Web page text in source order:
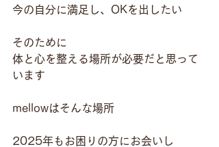
今の自分に満足し、OKを出したい
そのために
体と心を整える場所が必要だと思って
います
mellowはそんな場所
2025年もお困りの方にお会いし